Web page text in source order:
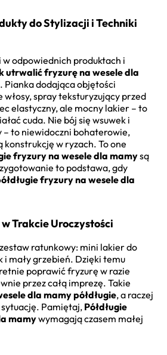
do Stylizacji i Techniki
odpowiednich produktach i
utrwalić fryzurę na wesele dla
Pianka dodająca objętości
włosy, spray teksturyzujący przed
elastyczny, ale mocny lakier – to
cuda. Nie bój się wsuwek i
– to niewidoczni bohaterowie,
konstrukcję w ryzach. To one
fryzury na wesele dla mamysą
to podstawa, gdy
fryzury na wesele dla
Trakcie Uroczystości
ratunkowy: mini lakier do
i mały grzebień. Dzięki temu
poprawić fryzurę w razie
przez całą imprezę. Takie
dla mamy półdługie, a raczej
Pamiętaj, Półdługie
mamywymagają czasem małej